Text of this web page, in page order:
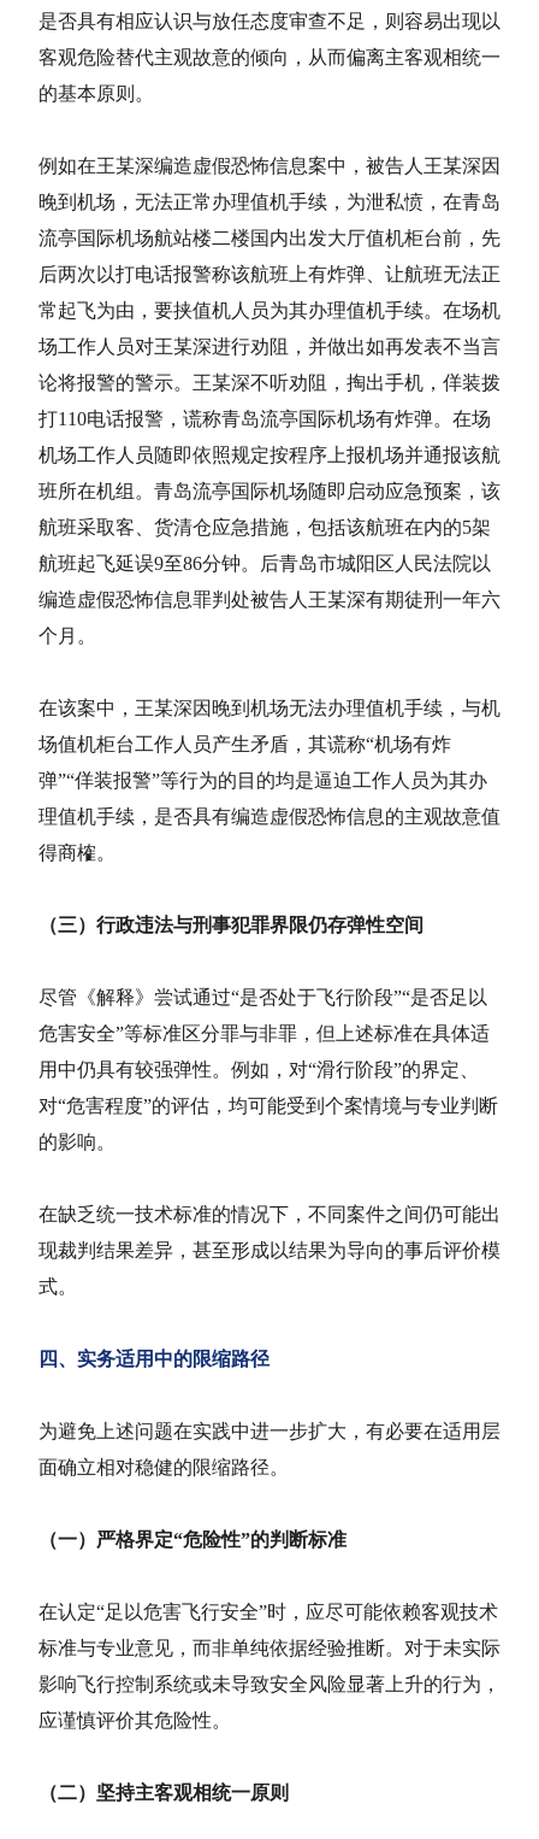
是否具有相应认识与放任态度审查不足，则容易出现以
客观危险替代主观故意的倾向，从而偏离主客观相统一
的基本原则。
例如在王某深编造虚假恐怖信息案中，被告人王某深因
晚到机场，无法正常办理值机手续，为泄私愤，在青岛
流亭国际机场航站楼二楼国内出发大厅值机柜台前，先
后两次以打电话报警称该航班上有炸弹、让航班无法正
常起飞为由，要挟值机人员为其办理值机手续。在场机
场工作人员对王某深进行劝阻，并做出如再发表不当言
论将报警的警示。王某深不听劝阻，掏出手机，佯装拨
打110电话报警，谎称青岛流亭国际机场有炸弹。在场
机场工作人员随即依照规定按程序上报机场并通报该航
班所在机组。青岛流亭国际机场随即启动应急预案，该
航班采取客、货清仓应急措施，包括该航班在内的5架
航班起飞延误9至86分钟。后青岛市城阳区人民法院以
编造虚假恐怖信息罪判处被告人王某深有期徒刑一年六
个月。
在该案中，王某深因晚到机场无法办理值机手续，与机
场值机柜台工作人员产生矛盾，其谎称“机场有炸
弹”“佯装报警”等行为的目的均是逼迫工作人员为其办
理值机手续，是否具有编造虚假恐怖信息的主观故意值
得商榷。
（三）行政违法与刑事犯罪界限仍存弹性空间
尽管《解释》尝试通过“是否处于飞行阶段”“是否足以
危害安全”等标准区分罪与非罪，但上述标准在具体适
用中仍具有较强弹性。例如，对“滑行阶段”的界定、
对“危害程度”的评估，均可能受到个案情境与专业判断
的影响。
在缺乏统一技术标准的情况下，不同案件之间仍可能出
现裁判结果差异，甚至形成以结果为导向的事后评价模
式。
四、实务适用中的限缩路径
为避免上述问题在实践中进一步扩大，有必要在适用层
面确立相对稳健的限缩路径。
（一）严格界定“危险性”的判断标准
在认定“足以危害飞行安全”时，应尽可能依赖客观技术
标准与专业意见，而非单纯依据经验推断。对于未实际
影响飞行控制系统或未导致安全风险显著上升的行为，
应谨慎评价其危险性。
（二）坚持主客观相统一原则